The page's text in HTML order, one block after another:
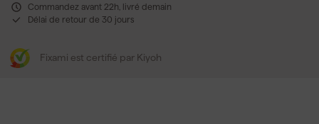
Commandez avant 22h, livré demain
Délai de retour de 30 jours
Fixami est certifié par Kiyoh